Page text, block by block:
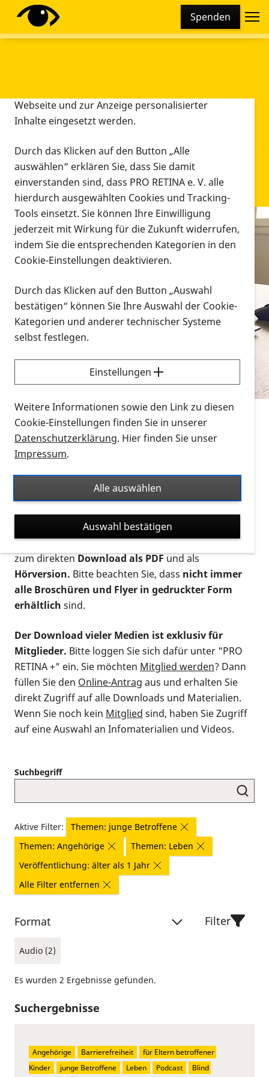
Spenden
Infomaterial
Infomaterial
Vorlesen
Alle Infomaterialien in verschiedenen
Formaten an einem Ort
Sie möchten wissen, wie Sie nach Infonmaterial
suchen und dieses bestellen bzw. herunterladen
können? Schauen Sie sich dieErklärvideos zum
Thema Infomaterial auf der PRO RETINA-Website
für blinde und sehbehinderte Menschen an.
Auf dieser Seite finden Sie sämtliches Infomaterial
Ort. Nutzen Sie den Formatfilter, um ausschließlich
nach Flyern und Broschüren, Audios oder Videos zu
suchen. Die meisten Flyer und Broschüren werden in
verschiedenen Formaten angeboten: zur
postalischen Bestellung als gedruckte Variante
zum direktenDownload als PDFund als
Hörversion. Bitte beachten Sie, dass nicht immer
alle Broschüren und Flyer in gedruckter Form
erhältlich sind.
Der Download vieler Medien ist exklusiv für
Mitglieder. Bitte loggen Sie sich dafür unter "PRO
RETINA +" ein. Sie möchten Mitglied werden? Dann
füllen Sie den Online-Antrag aus und erhalten Sie
direkt Zugriff auf alle Downloads und Materialien.
Wenn Sie noch kein Mitglied sind, haben Sie Zugriff
auf eine Auswahl an Infomaterialien und Videos.
Suchbegriff
Aktive Filter:
Themen: junge Betroffene
Themen: Angehörige
Themen: Leben
Veröffentlichung: älter als 1 Jahr
Alle Filter entfernen
Format
Audio (2)
Filter
Es wurden 2 Ergebnisse gefunden.
Suchergebnisse
Angehörige Barrierefreiheit
für Eltern betroffener
Kinder
junge Betroffene Leben Podcast Blind
Diese Webseite setzt verschiedene Cookies und
Tracking-Tools ein. Dies beinhaltet Cookies und
Webseite und zur Anzeige personalisierter
Inhalte eingesetzt werden.
Durch das Klicken auf den Button „Alle
auswählen“ erklären Sie, dass Sie damit
einverstanden sind, dass PRO RETINA e. V. alle
hierdurch ausgewählten Cookies und Tracking-
Tools einsetzt. Sie können Ihre Einwilligung
jederzeit mit Wirkung für die Zukunft widerrufen,
indem Sie die entsprechenden Kategorien in den
Cookie-Einstellungen deaktivieren.
Durch das Klicken auf den Button „Auswahl
bestätigen“ können Sie Ihre Auswahl der Cookie-
Kategorien und anderer technischer Systeme
selbst festlegen.
Einstellungen
Weitere Informationen sowie den Link zu diesen
Cookie-Einstellungen finden Sie in unserer
Datenschutzerklärung. Hier finden Sie unser
Impressum.
Alle auswählen
Auswahl bestätigen